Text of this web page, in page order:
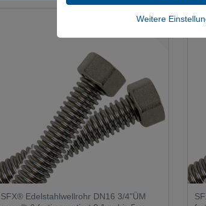
SFX® Edelstahlwellrohr DN16 3/4"ÜM
Weitere